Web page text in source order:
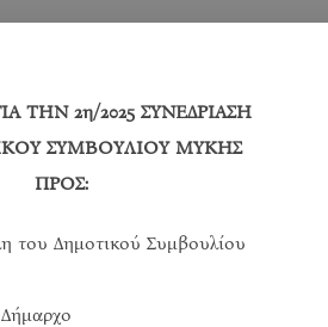
ΤΗΝ 2η/2025 ΣΥΝΕΔΡΙΑΣΗ
ΣΥΜΒΟΥΛΙΟΥ ΜΥΚΗΣ
ΠΡΟΣ:
του Δημοτικού Συμβουλίου